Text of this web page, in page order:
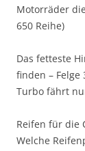
Motorräder
650 Reihe)
Das fetteste
finden – Felge
Turbo fährt
Reifen für die
Welche